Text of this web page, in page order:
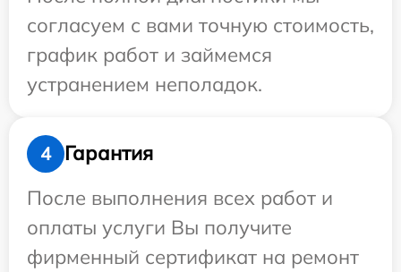
согласуем с вами точную стоимость,
график работ и займемся
устранением неполадок.
4
Гарантия
После выполнения всех работ и
оплаты услуги Вы получите
фирменный сертификат на ремонт